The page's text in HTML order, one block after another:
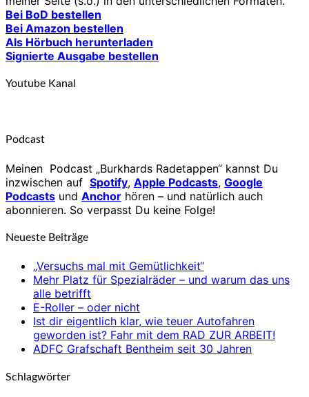
Bei BoD bestellen
Bei Amazon bestellen
Als Hörbuch herunterladen
Signierte Ausgabe bestellen
Youtube Kanal
Podcast
Meinen Podcast „Burkhards Radetappen“ kannst Du
inzwischen auf Spotify, Apple Podcasts, Google
Podcasts und Anchor hören – und natürlich auch
abonnieren. So verpasst Du keine Folge!
Neueste Beiträge
„Versuchs mal mit Gemütlichkeit“
Mehr Platz für Spezialräder – und warum das uns
alle betrifft
E-Roller – oder nicht
Ist dir eigentlich klar, wie teuer Autofahren
geworden ist? Fahr mit dem RAD ZUR ARBEIT!
ADFC Grafschaft Bentheim seit 30 Jahren
Schlagwörter